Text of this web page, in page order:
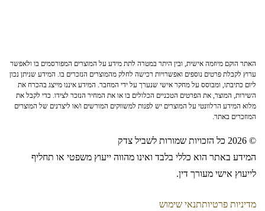
האתר הוקם מיוזמה אישית, ובין היתר במטרה לתת מידע על המוצרים המפורסמים בו ולאפשר
ערוץ לקבלת פרטים נוספים ואפשרויות רכישה לחלק מהמוצרים הנזכרים בו. המידע שניתן נכון
ליום כתיבתו, ומבוסס על מחקר אישי שנערך על ידי המחבר. המידע איננו מייצג בהכרח את
השירות, המוצר, את הפרטים הטכניים הכלולים בו או את המחיר הנזכר לצידו. כדי לקבל את
מלוא המידע הרלוונטי על המוצרים יש לפנות למשווקים המורשים ו/או ליצרנים של המוצרים
המוזכרים באתר.
© 2026 כל הזכויות שמורות לשביל צדק
המידע באתר הוא כללי בלבד ואינו מהווה ייעוץ משפטי או תחליף
לייעוץ אישי מעורך דין.
מדיניות פרטיותתנאי שימוש